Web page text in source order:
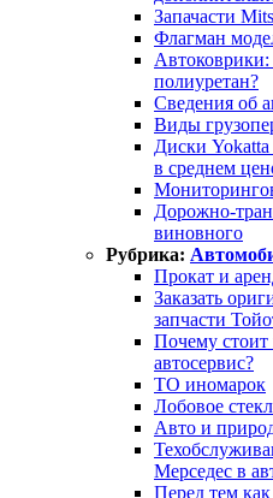
Запачасти
Флагман
Автоковрики:
полиуретан?
Сведения об
Виды
Диски
в среднем
Дорожно-
виновного
Рубрика:
Прокат и
Заказать
запчасти
Почему стоит
автосервис?
ТО иномарок
Лобовое
Авто и
Мерседес в
Перед тем